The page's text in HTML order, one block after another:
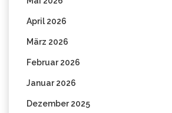
April 2026
März 2026
Februar 2026
Januar 2026
Dezember 2025